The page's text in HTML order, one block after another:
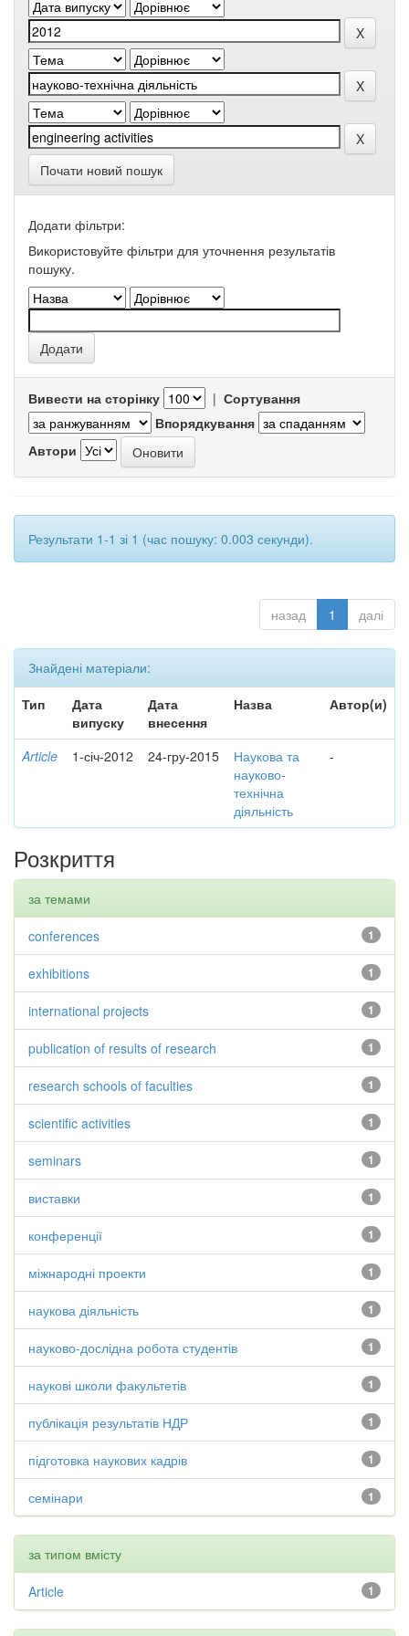
Почати новий пошук
Додати фільтри:
Використовуйте фільтри для уточнення результатів
пошуку.
Вивести на сторінку | Сортування
Впорядкування
Автори
Результати 1-1 зі 1 (час пошуку: 0.003 секунди).
назад 1 далі
Знайдені матеріали:
Тип
Дата
випуску
Дата
внесення
Назва Автор(и)
Article 1-січ-2012 24-гру-2015
Наукова та
науково-
технічна
діяльність
-
Розкриття
за темами
1
conferences
1
exhibitions
1
international projects
1
publication of results of research
1
research schools of faculties
1
scientific activities
1
seminars
1
виставки
1
конференції
1
міжнародні проекти
1
наукова діяльність
1
науково-дослідна робота студентів
1
наукові школи факультетів
1
публікація результатів НДР
1
підготовка наукових кадрів
1
семінари
за типом вмісту
1
Article